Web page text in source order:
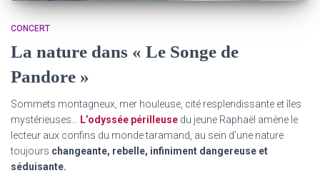
CONCERT
La nature dans « Le Songe de
Pandore »
Sommets montagneux, mer houleuse, cité resplendissante et îles
mystérieuses…
L’odyssée périlleuse du jeune Raphaël amène le
lecteur aux confins du monde taramand, au sein d’une nature
toujours changeante, rebelle, infiniment dangereuse et
séduisante.